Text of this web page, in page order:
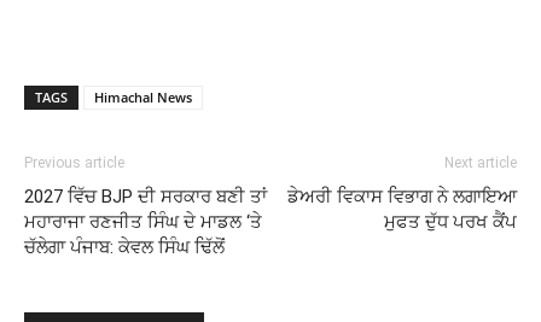
TAGS Himachal News
Previous article
2027 ਵਿੱਚ BJP ਦੀ ਸਰਕਾਰ ਬਣੀ ਤਾਂ
ਮਹਾਰਾਜਾ ਰਣਜੀਤ ਸਿੰਘ ਦੇ ਮਾਡਲ ‘ਤੇ
ਚੱਲੇਗਾ ਪੰਜਾਬ: ਕੇਵਲ ਸਿੰਘ ਢਿੱਲੋਂ
Next article
ਡੇਅਰੀ ਵਿਕਾਸ ਵਿਭਾਗ ਨੇ ਲਗਾਇਆ
ਮੁਫਤ ਦੁੱਧ ਪਰਖ ਕੈਂਪ